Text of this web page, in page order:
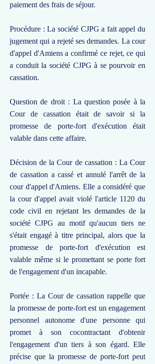
paiement des frais de séjour.
Procédure : La société CJPG a fait appel du
jugement qui a rejeté ses demandes. La cour
d'appel d'Amiens a confirmé ce rejet, ce qui
a conduit la société CJPG à se pourvoir en
cassation.
Question de droit : La question posée à la
Cour de cassation était de savoir si la
promesse de porte-fort d'exécution était
valable dans cette affaire.
Décision de la Cour de cassation : La Cour
de cassation a cassé et annulé l'arrêt de la
cour d'appel d'Amiens. Elle a considéré que
la cour d'appel avait violé l'article 1120 du
code civil en rejetant les demandes de la
société CJPG au motif qu'aucun tiers ne
s'était engagé à titre principal, alors que la
promesse de porte-fort d'exécution est
valable même si le promettant se porte fort
de l'engagement d'un incapable.
Portée : La Cour de cassation rappelle que
la promesse de porte-fort est un engagement
personnel autonome d'une personne qui
promet à son cocontractant d'obtenir
l'engagement d'un tiers à son égard. Elle
précise que la promesse de porte-fort peut